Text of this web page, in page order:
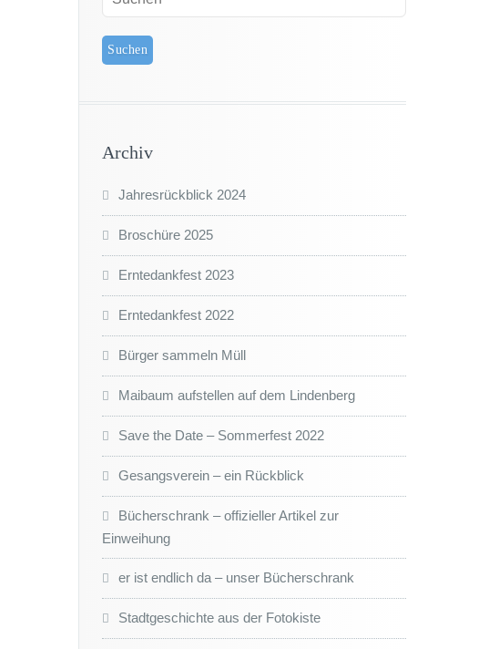
Archiv
Jahresrückblick 2024
Broschüre 2025
Erntedankfest 2023
Erntedankfest 2022
Bürger sammeln Müll
Maibaum aufstellen auf dem Lindenberg
Save the Date – Sommerfest 2022
Gesangsverein – ein Rückblick
Bücherschrank – offizieller Artikel zur
Einweihung
er ist endlich da – unser Bücherschrank
Stadtgeschichte aus der Fotokiste